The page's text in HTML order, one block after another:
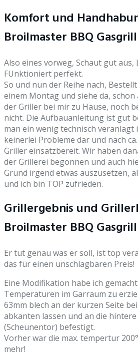
Komfort und
Broilmaster BBQ Gasgrill
Also eines vorweg, Schaut gut
FUnktioniert perfekt.
So und nun der Reihe nach,
einem Montag und siehe da,
der Griller bei mir zu Hause, noch
nicht. Die Aufbauanleitung ist gut
man ein wenig technisch
keinerlei Probleme dar und nach
Griller einsatzbereit. Wir haben
der Grillerei begonnen und auch
Grund irgend etwas auszusetzen,
und ich bin TOP zufrieden.
Grillergebnis und
Broilmaster BBQ Gasgrill
Er tut genau was er soll, ist top
das für einen unschlagbaren Preis!
Eine Modifikation habe ich
Temperaturen im Garraum zu
63mm blech an der kurzen Seite
abkanten lassen und an die
(Scheunentor) befestigt.
Vorher war die max. tempertur
mehr!